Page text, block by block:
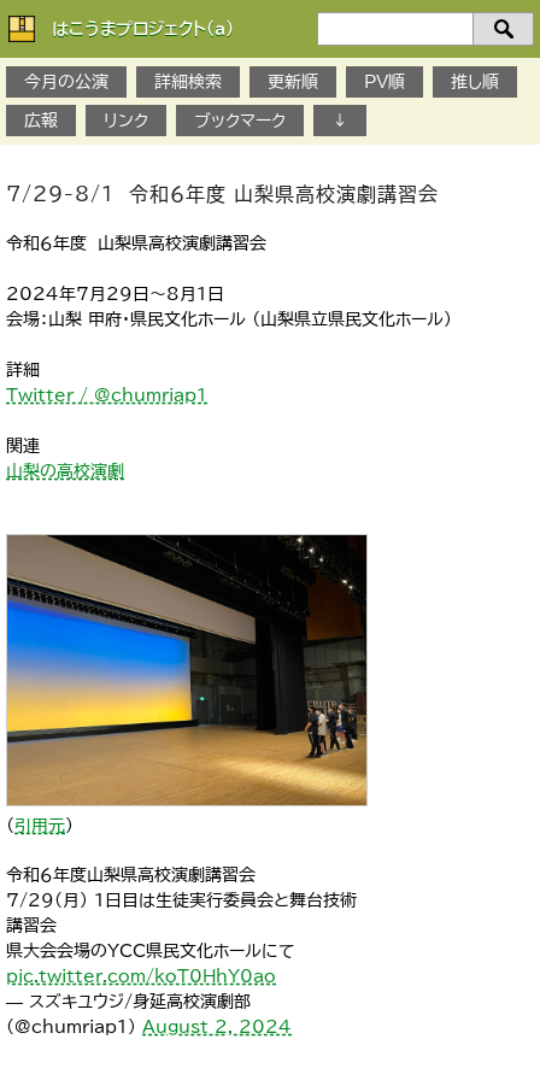
はこうまプロジェクト(a)
今月の公演
詳細検索 更新順 PV順 推し順
広報 リンク ブックマーク ↓
7/29-8/1 令和６年度 山梨県高校演劇講習会
令和６年度 山梨県高校演劇講習会
2024年7月29日～8月1日
会場：山梨 甲府・県民文化ホール （山梨県立県民文化ホール）
詳細
Twitter / @chumriap1
関連
山梨の高校演劇
（ 引用元）
令和６年度山梨県高校演劇講習会
7/29(月) 1日目は生徒実行委員会と舞台技術
講習会
県大会会場のYCC県民文化ホールにて
pic.twitter.com/koT0HhY0ao
— スズキユウジ/身延高校演劇部
(@chumriap1) August 2, 2024